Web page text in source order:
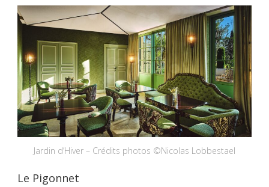
Jardin d’Hiver – Crédits photos ©Nicolas Lobbestael
Le Pigonnet